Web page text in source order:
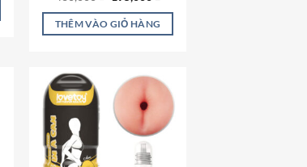
5 sao là:
430,000 ₫.
tại
là:
THÊM VÀO GIỎ HÀNG